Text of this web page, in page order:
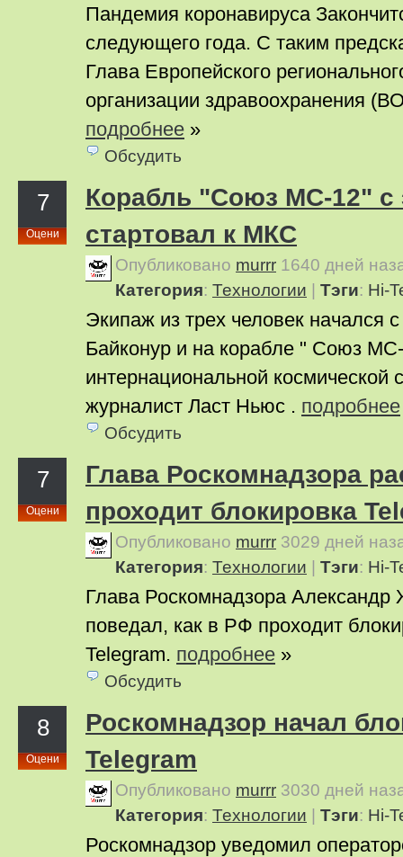
Пандемия коронавируса
следующего года. С таким
Глава Европейского
организации здравоохранения
подробнее »
Обсудить
7
Оцени
Корабль "Союз МС-12" с
стартовал к МКС
Опубликовано murrr 1640 дней
Категория: Технологии Тэги: Hi-
Экипаж из трех человек начался
Байконур и на корабле " Союз
интернациональной космической
журналист Ласт Ньюс . подробнее
Обсудить
7
Оцени
Глава Роскомнадзора
проходит блокировка
Опубликовано murrr 3029 дней
Категория: Технологии Тэги: Hi-
Глава Роскомнадзора
поведал, как в РФ проходит
Telegram. подробнее »
Обсудить
8
Оцени
Роскомнадзор начал
Telegram
Опубликовано murrr 3030 дней
Категория: Технологии Тэги: Hi-
Роскомнадзор уведомил